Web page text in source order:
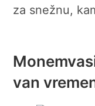
za snežnu,
van